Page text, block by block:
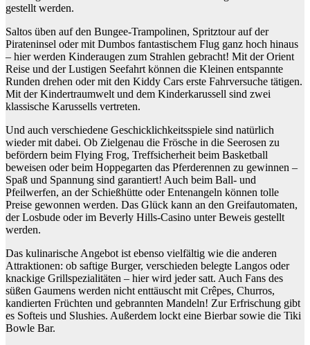
gestellt werden.
Saltos üben auf den Bungee-Trampolinen, Spritztour auf der
Pirateninsel oder mit Dumbos fantastischem Flug ganz hoch hinaus
– hier werden Kinderaugen zum Strahlen gebracht! Mit derOrient
Reise und derLustigen Seefahrt können die Kleinen entspannte
Runden drehen oder mit den Kiddy Cars erste Fahrversuche tätigen.
Mit derKindertraumwelt und dem Kinderkarussell sind zwei
klassische Karussells vertreten.
Und auch verschiedene Geschicklichkeitsspiele sind natürlich
wieder mit dabei. Ob Zielgenau die Frösche in die Seerosen zu
befördern beim Flying Frog, Treffsicherheit beim Basketball
beweisen oder beim Hoppegarten das Pferderennen zu gewinnen –
Spaß und Spannung sind garantiert! Auch beim Ball- und
Pfeilwerfen, an der Schießhütte oderEntenangeln können tolle
Preise gewonnen werden. Das Glück kann an den Greifautomaten,
derLosbude oder im Beverly Hills-Casino unter Beweis gestellt
werden.
Das kulinarische Angebot ist ebenso vielfältig wie die anderen
Attraktionen: ob saftige Burger, verschieden belegte Langos oder
knackige Grillspezialitäten – hier wird jeder satt. Auch Fans des
süßen Gaumens werden nicht enttäuscht mit Crêpes, Churros,
kandierten Früchten und gebrannten Mandeln! Zur Erfrischung gibt
es Softeis und Slushies. Außerdem lockt eine Bierbarsowie die Tiki
Bowle Bar.